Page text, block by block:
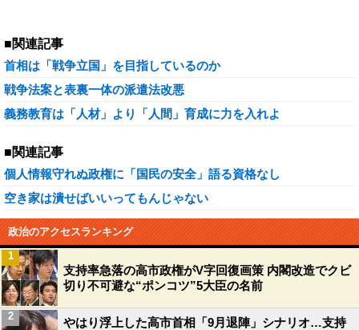
■関連記事
首相は「戦争立国」を目指しているのか
戦争法案と表裏一体の派遣法改悪
義務教育は「人材」より「人間」育成に力を入れよ
■関連記事
個人情報守れぬ政権に「国民の安全」語る資格なし
空き家は潰せばいいってもんじゃない
政治のアクセスランキング
支持率急落の高市政権がV字回復画策 内閣改造でクビ
切り不可避な“ポンコツ”5大臣の名前
1
やはり浮上した高市首相「9月退陣」シナリオ…支持
2